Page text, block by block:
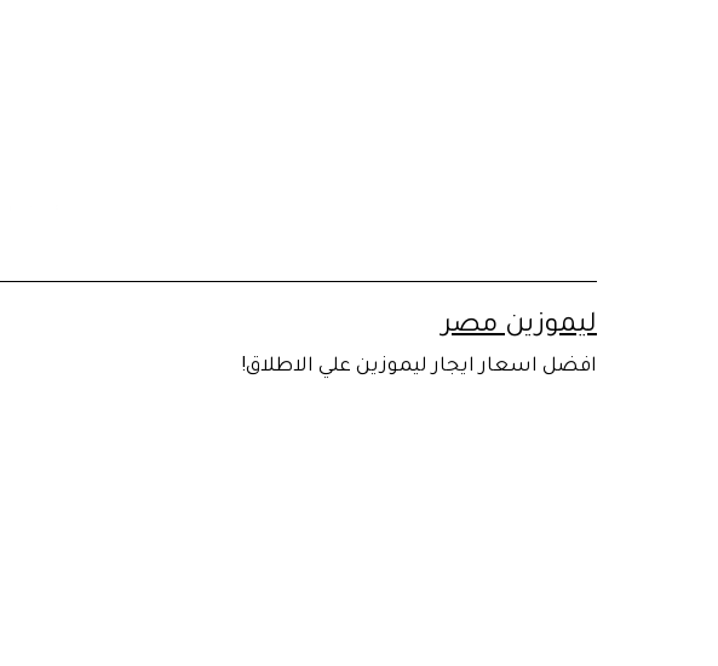
ليموزين مصر
افضل اسعار ايجار ليموزين علي الاطلاق!